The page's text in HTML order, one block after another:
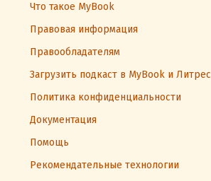
Что такое MyBook
Правовая информация
Правообладателям
Загрузить подкаст в MyBook и Литрес
Политика конфиденциальности
Документация
Помощь
Рекомендательные технологии